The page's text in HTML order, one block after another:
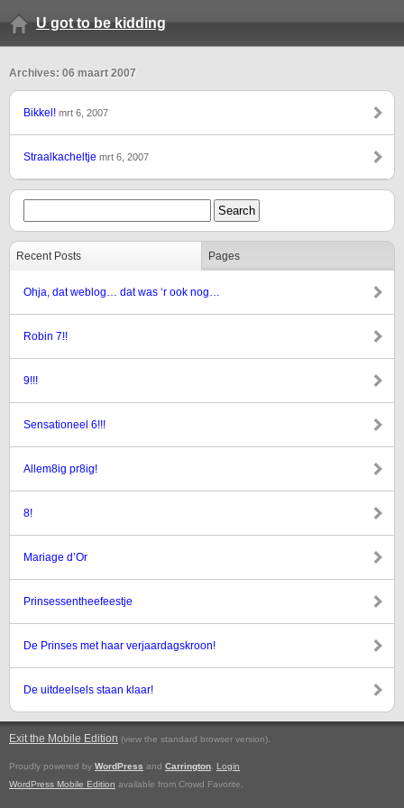
U got to be kidding
Archives: 06 maart 2007
Bikkel! mrt 6, 2007
Straalkacheltje mrt 6, 2007
Recent Posts Pages
Ohja, dat weblog… dat was ‘r ook nog…
Robin 7!!
9!!!
Sensationeel 6!!!
Allem8ig pr8ig!
8!
Mariage d’Or
Prinsessentheefeestje
De Prinses met haar verjaardagskroon!
De uitdeelsels staan klaar!
Exit the Mobile Edition (view the standard browser version).
Proudly powered by WordPress and Carrington
Login
WordPress Mobile Edition available from Crowd Favorite.